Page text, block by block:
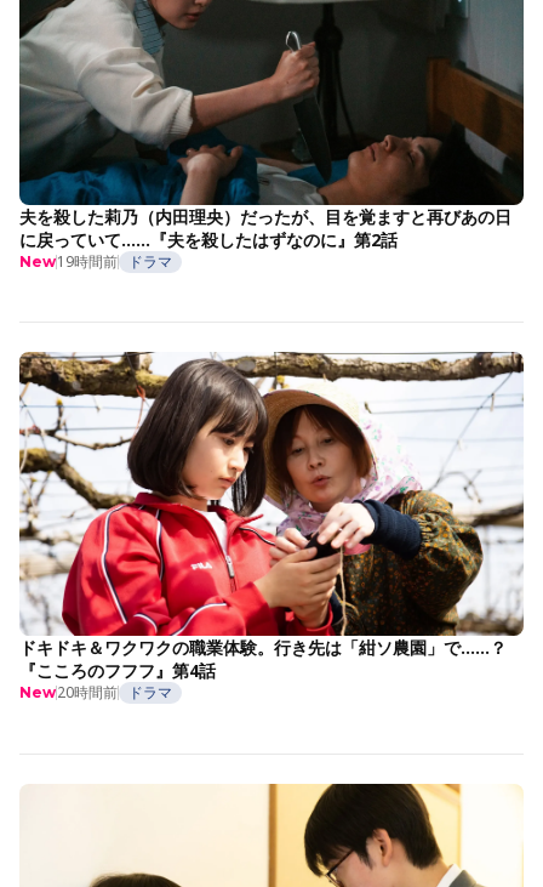
夫を殺した莉乃（内田理央）だったが、目を覚ますと再びあの日
に戻っていて……『夫を殺したはずなのに』第2話
New19時間前 ドラマ
ドキドキ＆ワクワクの職業体験。行き先は「紺ソ農園」で……？
『こころのフフフ』第4話
New20時間前 ドラマ